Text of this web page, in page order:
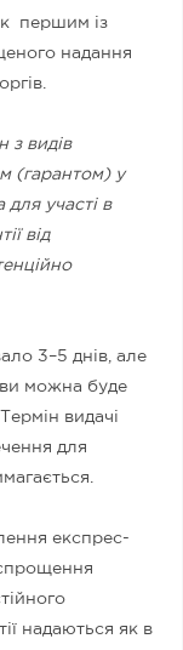
першим із
надання
з видів
(гарантом) у
участі в
від
3–5 днів, але
можна буде
видачі
для
експрес-
надаються як в